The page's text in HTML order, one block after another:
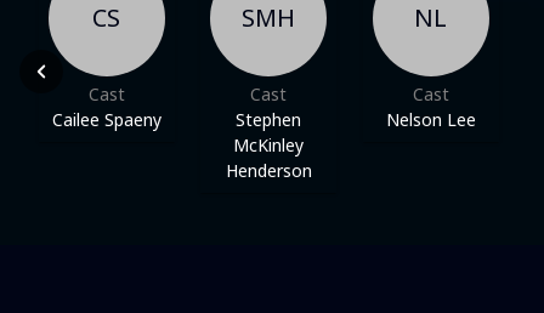
CS
Cast
Cailee Spaeny
SMH
Cast
Stephen
McKinley
Henderson
NL
Cast
Nelson Lee